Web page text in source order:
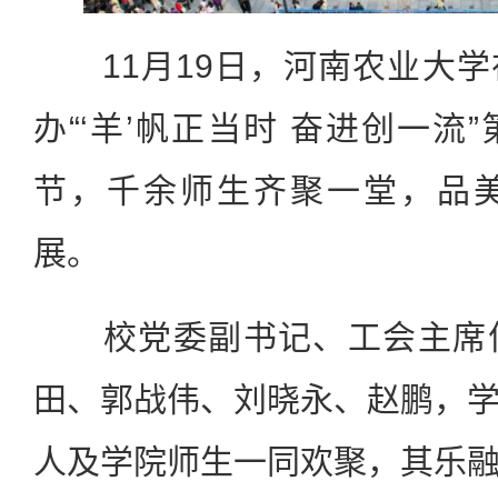
11月19日，河南农业大学
办“‘羊’帆正当时 奋进创一流
节，千余师生齐聚一堂，品
展。
校党委副书记、工会主席
田、郭战伟、刘晓永、赵鹏，
人及学院师生一同欢聚，其乐